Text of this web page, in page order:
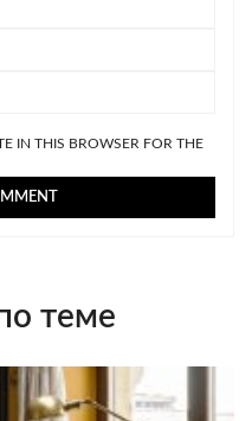
IN THIS BROWSER FOR THE
теме